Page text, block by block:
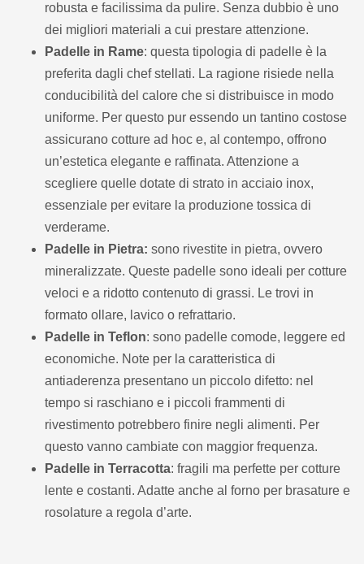
robusta e facilissima da pulire. Senza dubbio è uno
dei migliori materiali a cui prestare attenzione.
Padelle in Rame: questa tipologia di padelle è la
preferita dagli chef stellati. La ragione risiede nella
conducibilità del calore che si distribuisce in modo
uniforme. Per questo pur essendo un tantino costose
assicurano cotture ad hoc e, al contempo, offrono
un’estetica elegante e raffinata. Attenzione a
scegliere quelle dotate di strato in acciaio inox,
essenziale per evitare la produzione tossica di
verderame.
Padelle in Pietra: sono rivestite in pietra, ovvero
mineralizzate. Queste padelle sono ideali per cotture
veloci e a ridotto contenuto di grassi. Le trovi in
formato ollare, lavico o refrattario.
Padelle in Teflon: sono padelle comode, leggere ed
economiche. Note per la caratteristica di
antiaderenza presentano un piccolo difetto: nel
tempo si raschiano e i piccoli frammenti di
rivestimento potrebbero finire negli alimenti. Per
questo vanno cambiate con maggior frequenza.
Padelle in Terracotta: fragili ma perfette per cotture
lente e costanti. Adatte anche al forno per brasature e
rosolature a regola d’arte.